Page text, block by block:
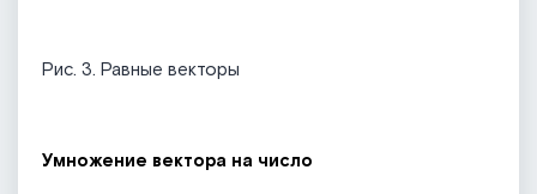
Рис. 3. Равные векторы
Умножение вектора на число